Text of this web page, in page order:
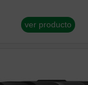
ver producto